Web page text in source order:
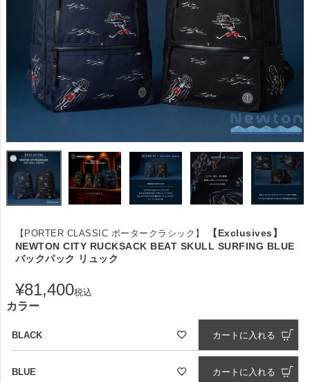
【PORTER CLASSIC ポータークラシック】
【Exclusives】
NEWTON CITY RUCKSACK BEAT SKULL SURFING BLUE
バックパック リュック
¥81,400税込
カラー
BLACK カートに入れる
BLUE カートに入れる